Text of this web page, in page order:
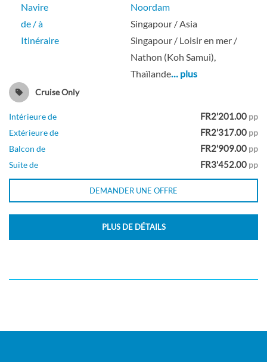
Pont Navigation
Cabine avec véranda-[VF]
Navire
Noordam
de / à
Singapour / Asia
Itinéraire
Singapour / Loisir en mer /
Nathon (Koh Samui),
Thaïlande… plus
Cruise Only
Intérieure de FR2'201.00 pp
Extérieure de
FR2'317.00 pp
Balcon de
FR2'909.00 pp
Suite de
FR3'452.00 pp
DEMANDER UNE OFFRE
PLUS DE DÉTAILS